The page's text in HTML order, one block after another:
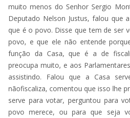
muito menos do Senhor Sergio
Deputado Nelson Justus, falou que
que é o povo. Disse que tem de ser
povo, e que ele não entende
função da Casa, que é a de
preocupa muito, e aos
assistindo. Falou que a Casa
nãofiscaliza, comentou que isso lhe
serve para votar, perguntou para
povo merece, ou para que seja